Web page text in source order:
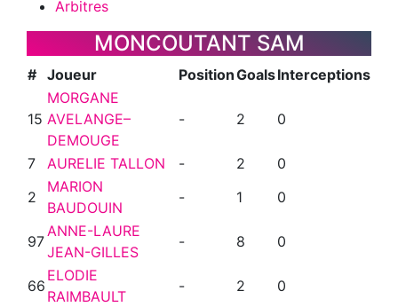
Arbitres
MONCOUTANT SAM
# Joueur PositionGoalsInterceptions
15
MORGANE
AVELANGE–
DEMOUGE
- 2 0
7 AURELIE TALLON - 2
0
2
MARION
BAUDOUIN
- 1 0
97
ANNE-LAURE
JEAN-GILLES
- 8 0
66
ELODIE
RAIMBAULT
- 2
0